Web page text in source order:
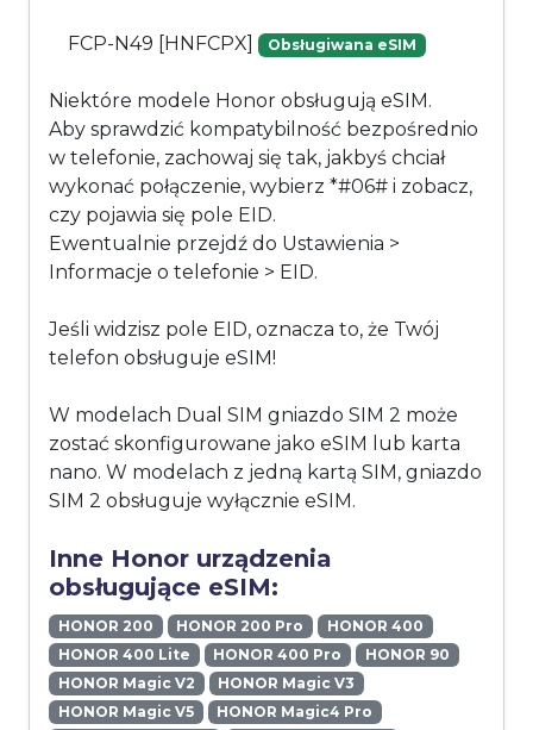
FCP-N49 [HNFCPX] Obsługiwana eSIM
Niektóre modele Honor obsługują eSIM.
Aby sprawdzić kompatybilność bezpośrednio
w telefonie, zachowaj się tak, jakbyś chciał
wykonać połączenie, wybierz *#06# i zobacz,
czy pojawia się pole EID.
Ewentualnie przejdź do Ustawienia >
Informacje o telefonie > EID.
Jeśli widzisz pole EID, oznacza to, że Twój
telefon obsługuje eSIM!
W modelach Dual SIM gniazdo SIM 2 może
zostać skonfigurowane jako eSIM lub karta
nano. W modelach z jedną kartą SIM, gniazdo
SIM 2 obsługuje wyłącznie eSIM.
Inne Honor urządzenia
obsługujące eSIM:
HONOR 200 HONOR 200 Pro
HONOR 400
HONOR 400 Lite
HONOR 400 Pro
HONOR 90
HONOR Magic V2
HONOR Magic V3
HONOR Magic V5
HONOR Magic4 Pro